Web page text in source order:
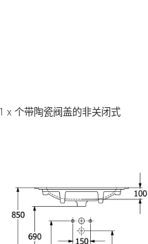
x 个带陶瓷阀盖的非关闭式